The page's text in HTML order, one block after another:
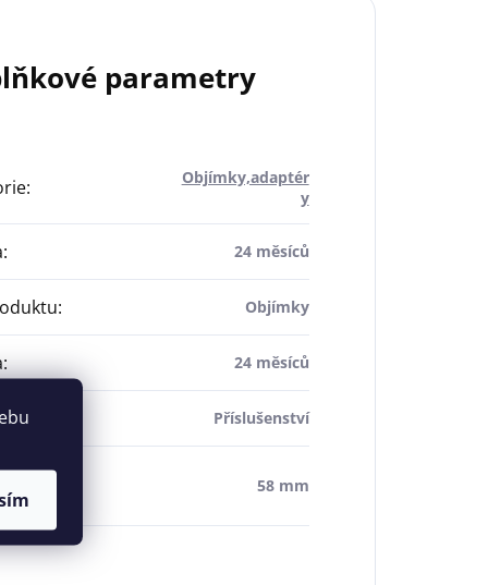
parametry
:
Objímky,adaptér
y
: 24 měsíců
: Objímky
: 24 měsíců
Příslušenství
58 mm